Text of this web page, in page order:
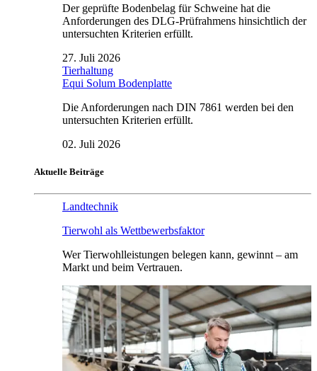
Der geprüfte Bodenbelag für Schweine hat die
Anforderungen des DLG-Prüfrahmens hinsichtlich der
untersuchten Kriterien erfüllt.
27. Juli 2026
Tierhaltung
Equi Solum Bodenplatte
Die Anforderungen nach DIN 7861 werden bei den
untersuchten Kriterien erfüllt.
02. Juli 2026
Aktuelle Beiträge
Landtechnik
Tierwohl als Wettbewerbsfaktor
Wer Tierwohlleistungen belegen kann, gewinnt – am
Markt und beim Vertrauen.